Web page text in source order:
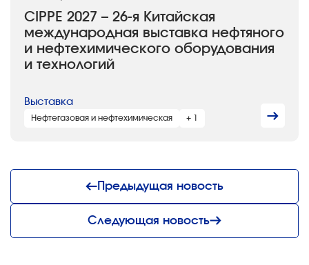
CIPPE 2027 – 26-я Китайская
международная выставка нефтяного
и нефтехимического оборудования
и технологий
Выставка
Нефтегазовая и нефтехимическая + 1
Предыдущая новость
Следующая новость